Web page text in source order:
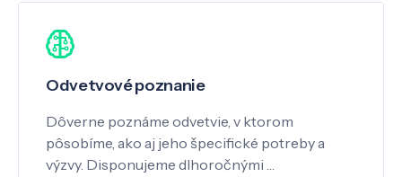
Odvetvové poznanie
Dôverne poznáme odvetvie, v ktorom
pôsobíme, ako aj jeho špecifické potreby a
výzvy. Disponujeme dlhoročnými …